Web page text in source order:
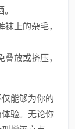
上的杂毛，
放或挤压，
能够为你的
验。无论你